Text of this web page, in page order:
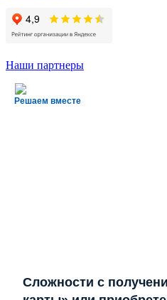
Наши партнеры
Решаем вместе
Сложности с